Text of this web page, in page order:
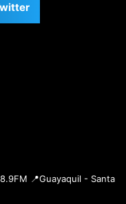
📍Guayaquil - Santa